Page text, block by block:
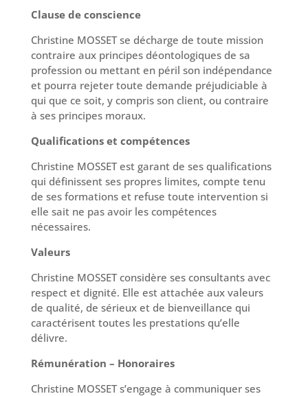
Clause de conscience
Christine MOSSET se décharge de toute mission
contraire aux principes déontologiques de sa
profession ou mettant en péril son indépendance
et pourra rejeter toute demande préjudiciable à
qui que ce soit, y compris son client, ou contraire
à ses principes moraux.
Qualifications et compétences
Christine MOSSET est garant de ses qualifications
qui définissent ses propres limites, compte tenu
de ses formations et refuse toute intervention si
elle sait ne pas avoir les compétences
nécessaires.
Valeurs
Christine MOSSET considère ses consultants avec
respect et dignité. Elle est attachée aux valeurs
de qualité, de sérieux et de bienveillance qui
caractérisent toutes les prestations qu’elle
délivre.
Rémunération – Honoraires
Christine MOSSET s’engage à communiquer ses